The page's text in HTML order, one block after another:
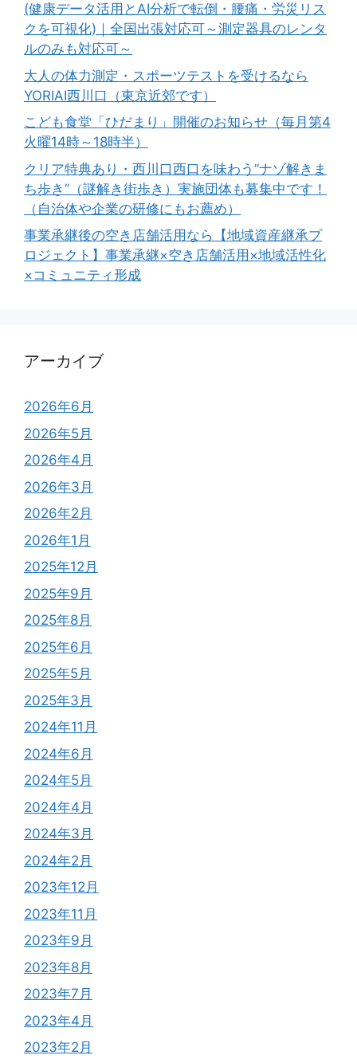
(健康データ活用とAI分析で転倒・腰痛・労災リス
クを可視化)｜全国出張対応可～測定器具のレンタ
ルのみも対応可～
大人の体力測定・スポーツテストを受けるなら
YORIAI西川口（東京近郊です）
こども食堂「ひだまり」開催のお知らせ（毎月第4
火曜14時～18時半）
クリア特典あり・西川口西口を味わう”ナゾ解きま
ち歩き”（謎解き街歩き）実施団体も募集中です！
（自治体や企業の研修にもお薦め）
事業承継後の空き店舗活用なら【地域資産継承プ
ロジェクト】事業承継×空き店舗活用×地域活性化
×コミュニティ形成
アーカイブ
2026年6月
2026年5月
2026年4月
2026年3月
2026年2月
2026年1月
2025年12月
2025年9月
2025年8月
2025年6月
2025年5月
2025年3月
2024年11月
2024年6月
2024年5月
2024年4月
2024年3月
2024年2月
2023年12月
2023年11月
2023年9月
2023年8月
2023年7月
2023年4月
2023年2月